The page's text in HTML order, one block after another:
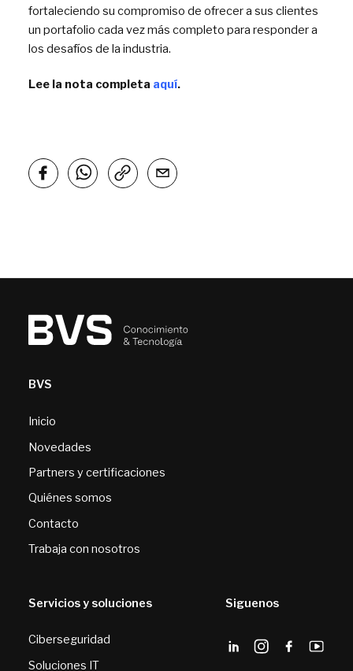
fortaleciendo su compromiso de ofrecer a sus clientes
un portafolio cada vez más completo para responder a
los desafíos de la industria.
Lee la nota completa aquí.
BVS
Inicio
Novedades
Partners y certificaciones
Quiénes somos
Contacto
Trabaja con nosotros
Servicios y soluciones
Ciberseguridad
Soluciones IT
Siguenos